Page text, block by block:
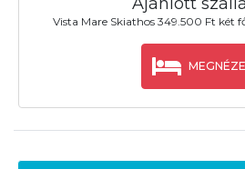
Vista Mare Skiathos 349.500 Ft két